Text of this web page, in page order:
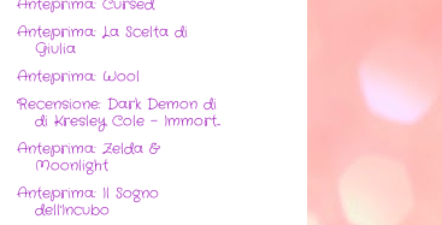
Anteprima: La Scelta di
Giulia
Anteprima: Wool
Recensione: Dark Demon di
di Kresley Cole - Immort...
Anteprima: Zelda &
Moonlight
Anteprima: Il Sogno
dell'Incubo